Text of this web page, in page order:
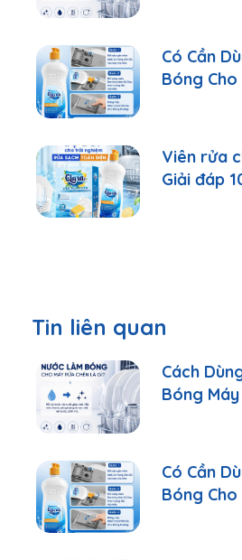
Có Cần
Bóng Cho
Viên rửa
Giải đáp
Tin liên quan
Cách
Bóng
Có Cần
Bóng Cho